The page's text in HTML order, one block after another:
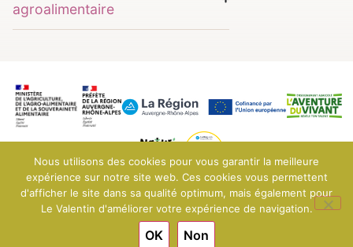
agroalimentaire
© 2025 EPLEFPA Le Valentin - Bourg-lès-Valence
Mentions légales
Conditions générales de vente
Nous utilisons des cookies pour vous garantir la meilleure
expérience sur notre site web. Ces cookies vous permettent
d'afficher le site dans sa qualité optimum, mais également pour
Le Valentin d'améliorer votre expérience de navigation.
OK Non
Engagé pour l’environnement : compensation de l’impact